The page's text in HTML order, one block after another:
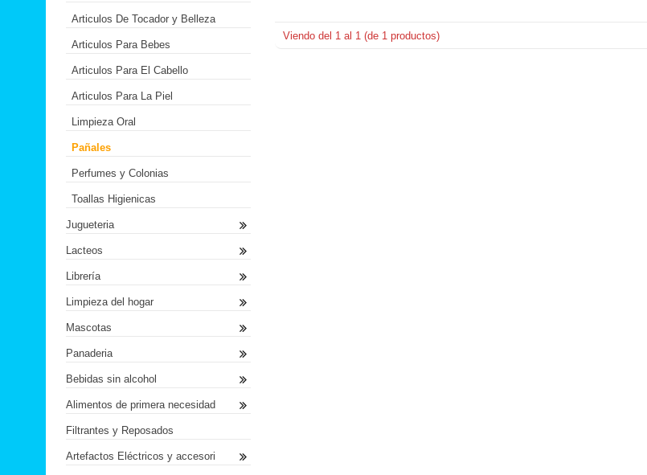
Viendo del 1 al 1 (de 1 productos)
Articulos De Tocador y Belleza
Articulos Para Bebes
Articulos Para El Cabello
Articulos Para La Piel
Limpieza Oral
Pañales
Perfumes y Colonias
Toallas Higienicas
Jugueteria
Lacteos
Librería
Limpieza del hogar
Mascotas
Panaderia
Bebidas sin alcohol
Alimentos de primera necesidad
Filtrantes y Reposados
Artefactos Eléctricos y accesori